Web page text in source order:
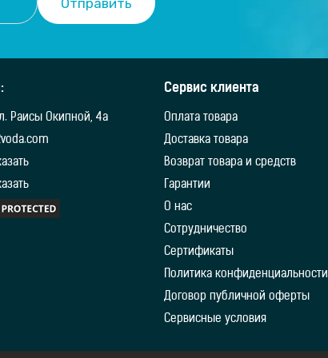
Раисы Окипной, 4а
Сервис клиента
Оплата товара
Доставка товара
Возврат товара и средств
Гарантии
О нас
Сотрудничество
Сертификаты
Политика конфиденциальности
Договор публичной оферты
Сервисные условия